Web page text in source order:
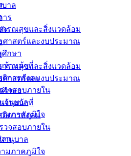
ารณสุขและสิ่งแวดล้อม
ศาสตร์และงบประมาณ
ศึกษา
เจ้าหน้าที่
ดิการสังคม
วจสอบภายใน
านุบาล
ามภาคภูมิใจ
ลา
บาล
าร
ด
ารณสุขและสิ่งแวดล้อม
ศาสตร์และงบประมาณ
ศึกษา
เจ้าหน้าที่
ดิการสังคม
วจสอบภายใน
านุบาล
มภาคภูมิใจ